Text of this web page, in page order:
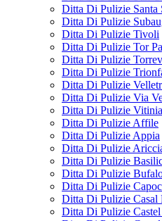
Ditta Di Pulizie Santa
Ditta Di Pulizie
Ditta Di Pulizie Tivoli
Ditta Di Pulizie Tor
Ditta Di Pulizie
Ditta Di Pulizie
Ditta Di Pulizie
Ditta Di Pulizie Via
Ditta Di Pulizie Vitinia
Ditta Di Pulizie Affile
Ditta Di Pulizie Appia
Ditta Di Pulizie
Ditta Di Pulizie
Ditta Di Pulizie
Ditta Di Pulizie
Ditta Di Pulizie Casal
Ditta Di Pulizie